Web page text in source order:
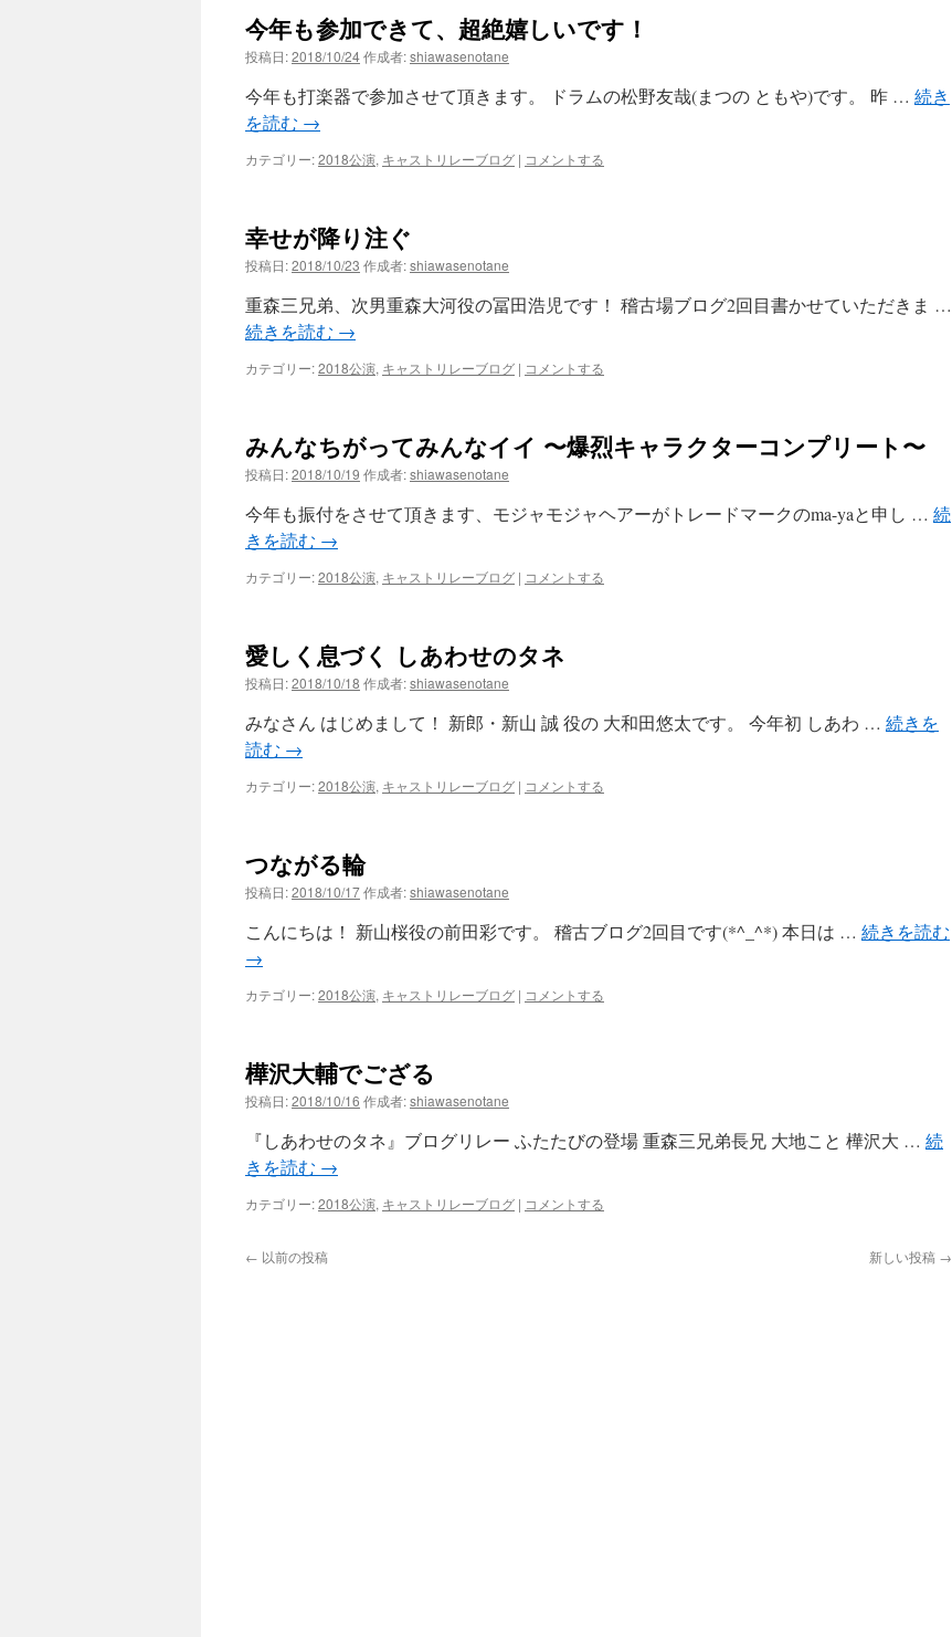
今年も参加できて、超絶嬉しいです！
投稿日:2018/10/24作成者:shiawasenotane
今年も打楽器で参加させて頂きます。 ドラムの松野友哉(まつの ともや)です。 昨 … 続き
を読む →
カテゴリー:2018公演, キャストリレーブログ | コメントする
幸せが降り注ぐ
投稿日:2018/10/23 作成者:shiawasenotane
重森三兄弟、次男重森大河役の冨田浩児です！ 稽古場ブログ2回目書かせていただきま …
続きを読む →
カテゴリー:2018公演, キャストリレーブログ | コメントする
みんなちがってみんなイイ 〜爆烈キャラクターコンプリート〜
投稿日:2018/10/19 作成者:shiawasenotane
今年も振付をさせて頂きます、モジャモジャヘアーがトレードマークのma-yaと申し … 続
きを読む →
カテゴリー:2018公演, キャストリレーブログ | コメントする
愛しく息づく しあわせのタネ
投稿日:2018/10/18 作成者:shiawasenotane
みなさん はじめまして！ 新郎・新山 誠 役の 大和田悠太です。 今年初 しあわ … 続きを
読む →
カテゴリー:2018公演, キャストリレーブログ | コメントする
つながる輪
投稿日:2018/10/17作成者:shiawasenotane
こんにちは！ 新山桜役の前田彩です。 稽古ブログ2回目です(*^_^*) 本日は … 続きを読む
→
カテゴリー:2018公演, キャストリレーブログ | コメントする
樺沢大輔でござる
投稿日:2018/10/16 作成者:shiawasenotane
『しあわせのタネ』ブログリレー ふたたびの登場 重森三兄弟長兄 大地こと 樺沢大 … 続
きを読む →
カテゴリー:2018公演, キャストリレーブログ | コメントする
← 以前の投稿 新しい投稿 →